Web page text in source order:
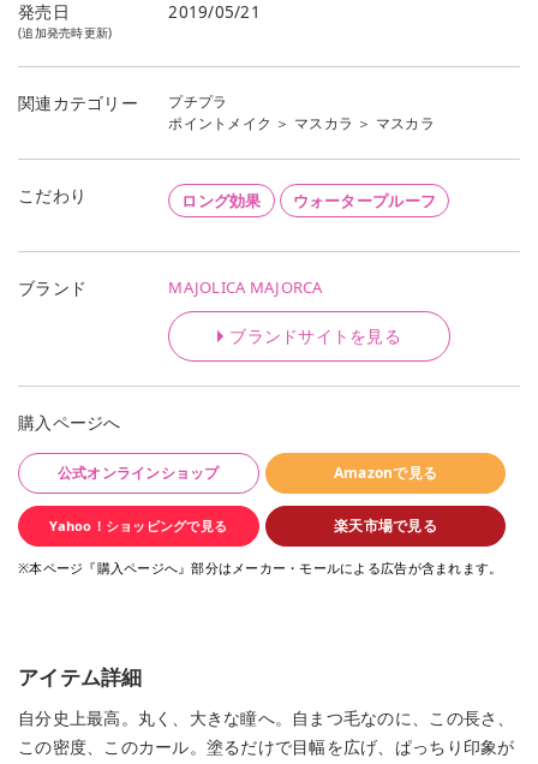
発売日
(追加発売時更新)
2019/05/21
関連カテゴリー
プチプラ
ポイントメイク ＞ マスカラ ＞ マスカラ
こだわり ロング効果 ウォータープルーフ
ブランド MAJOLICA MAJORCA
ブランドサイトを見る
購入ページへ
公式オンラインショップ Amazonで見る
Yahoo！ショッピングで見る 楽天市場で見る
※本ページ『購入ページへ』部分はメーカー・モールによる広告が含まれます。
アイテム詳細
自分史上最高。丸く、大きな瞳へ。自まつ毛なのに、この長さ、
この密度、このカール。塗るだけで目幅を広げ、ぱっちり印象が